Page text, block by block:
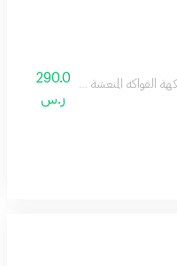
الفواكه المنعشة وعبق الزهور
290.0
ر.س